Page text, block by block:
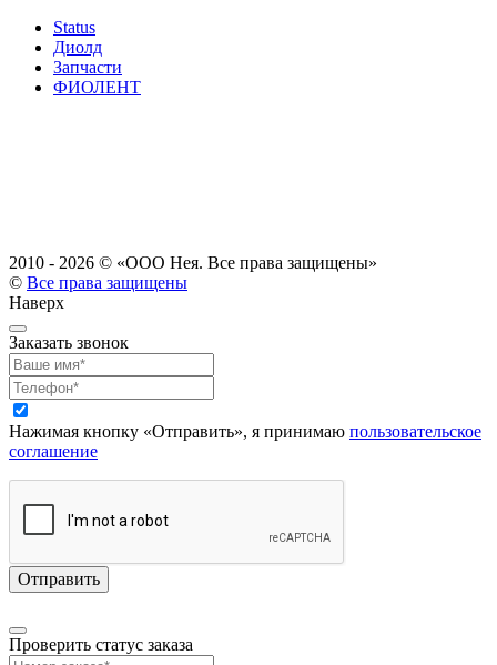
Status
Диолд
Запчасти
ФИОЛЕНТ
2010 - 2026 © «ООО Нея. Все права защищены»
© Все права защищены
Наверх
Заказать звонок
Нажимая кнопку «Отправить», я принимаю пользовательское
соглашение
Проверить статус заказа